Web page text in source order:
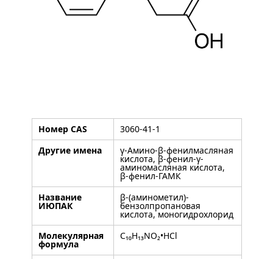
Номер CAS
3060-41-1
Другие имена
γ-Амино-β-фенилмасляная
кислота, β-фенил-γ-
аминомасляная кислота,
β-фенил-ГАМК
Название
ИЮПАК
β-(аминометил)-
бензолпропановая
кислота, моногидрохлорид
Молекулярная
формула
C₁₀H₁₃NO₂•HCl